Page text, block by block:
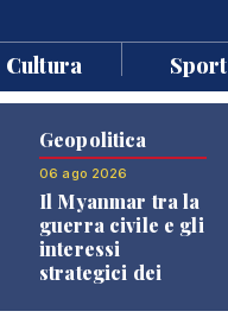
Cultura Sport
Geopolitica
06 ago 2026
Il Myanmar tra la
guerra civile e gli
interessi
strategici dei